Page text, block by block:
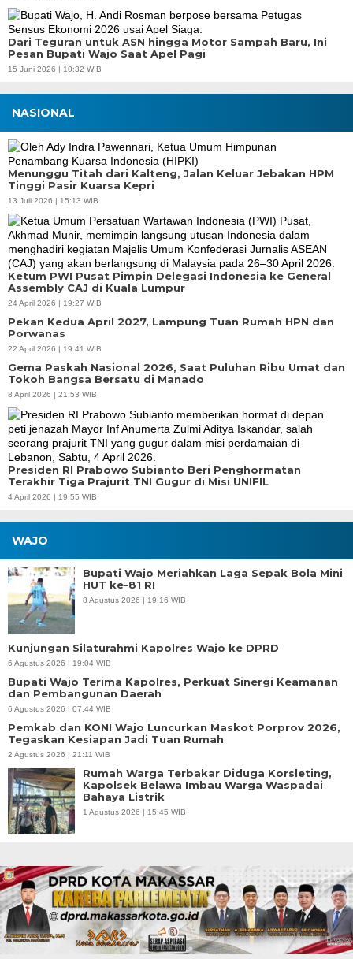
Dari Teguran untuk ASN hingga Motor Sampah Baru, Ini
Pesan Bupati Wajo Saat Apel Pagi
15 Juni 2026 | 10:32 WIB
NASIONAL
Menunggu Titah dari Kalteng, Jalan Keluar Jebakan HPM
Tinggi Pasir Kuarsa Kepri
13 Juli 2026 | 15:13 WIB
Ketum PWI Pusat Pimpin Delegasi Indonesia ke General
Assembly CAJ di Kuala Lumpur
24 April 2026 | 19:27 WIB
Pekan Kedua April 2027, Lampung Tuan Rumah HPN dan
Porwanas
22 April 2026 | 19:41 WIB
Gema Paskah Nasional 2026, Saat Puluhan Ribu Umat dan
Tokoh Bangsa Bersatu di Manado
8 April 2026 | 21:53 WIB
Presiden RI Prabowo Subianto Beri Penghormatan
Terakhir Tiga Prajurit TNI Gugur di Misi UNIFIL
4 April 2026 | 19:55 WIB
WAJO
Bupati Wajo Meriahkan Laga Sepak Bola Mini
HUT ke-81 RI
8 Agustus 2026 | 19:16 WIB
Kunjungan Silaturahmi Kapolres Wajo ke DPRD
6 Agustus 2026 | 19:04 WIB
Bupati Wajo Terima Kapolres, Perkuat Sinergi Keamanan
dan Pembangunan Daerah
6 Agustus 2026 | 07:44 WIB
Pemkab dan KONI Wajo Luncurkan Maskot Porprov 2026,
Tegaskan Kesiapan Jadi Tuan Rumah
2 Agustus 2026 | 21:11 WIB
Rumah Warga Terbakar Diduga Korsleting,
Kapolsek Belawa Imbau Warga Waspadai
Bahaya Listrik
1 Agustus 2026 | 15:45 WIB